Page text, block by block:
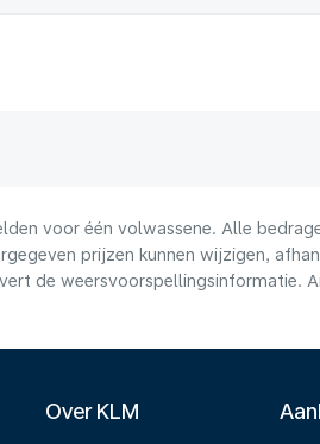
voor één volwassene. Alle
prijzen kunnen wijzigen,
de weersvoorspellingsinformatie.
Over KLM